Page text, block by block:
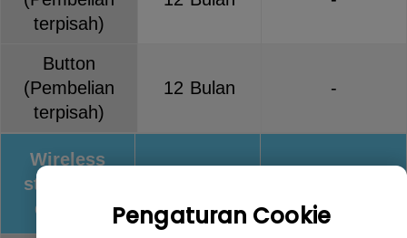
Pengaturan Cookie
terpisah)
Button
(Pembelian
terpisah)
12 Bulan -
Wireless
streaming
devices